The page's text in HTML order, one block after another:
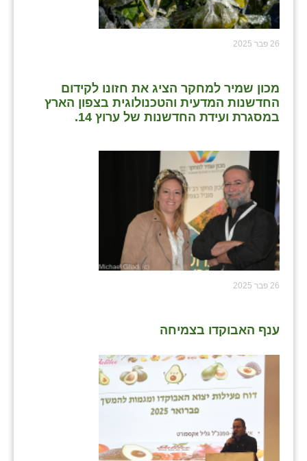
26 פבר 2025
מכון שמיר למחקר הציג את חזונו לקידום
החדשנות המדעית והטכנולוגית בצפון הארץ
במסגרת ועידת החדשנות של ערוץ 14.
26 פבר 2025
ענף האבוקדו בצמיחה